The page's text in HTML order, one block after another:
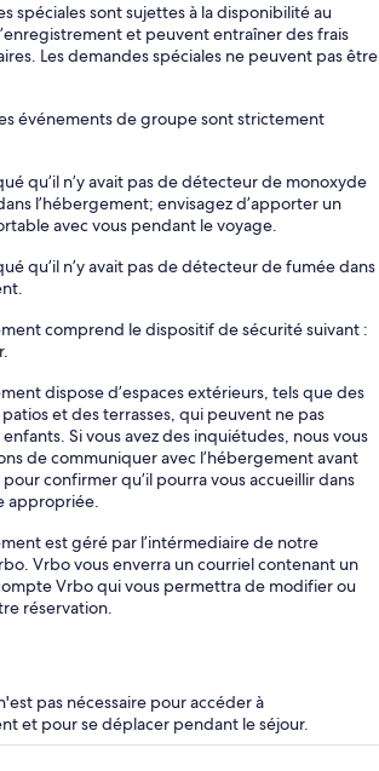
spéciales sont sujettes à la disponibilité au
et peuvent entraîner des frais
Les demandes spéciales ne peuvent pas être
événements de groupe sont strictement
qu’il n’y avait pas de détecteur de monoxyde
l’hébergement; envisagez d’apporter un
avec vous pendant le voyage.
qu’il n’y avait pas de détecteur de fumée dans
comprend le dispositif de sécurité suivant :
dispose d’espaces extérieurs, tels que des
et des terrasses, qui peuvent ne pas
Si vous avez des inquiétudes, nous vous
de communiquer avec l’hébergement avant
confirmer qu’il pourra vous accueillir dans
appropriée.
est géré par l’intérmediaire de notre
Vrbo vous enverra un courriel contenant un
Vrbo qui vous permettra de modifier ou
réservation.
pas nécessaire pour accéder à
et pour se déplacer pendant le séjour.